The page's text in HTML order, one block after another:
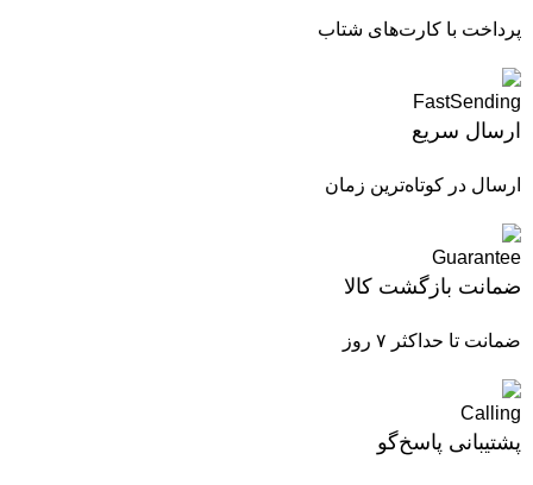
پرداخت با کارت‌های شتاب
ارسال سریع
ارسال در کوتاه‌ترین زمان
ضمانت بازگشت کالا
ضمانت تا حداکثر ۷ روز
پشتیبانی پاسخ‌گو